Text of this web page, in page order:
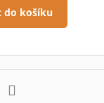
do košíku